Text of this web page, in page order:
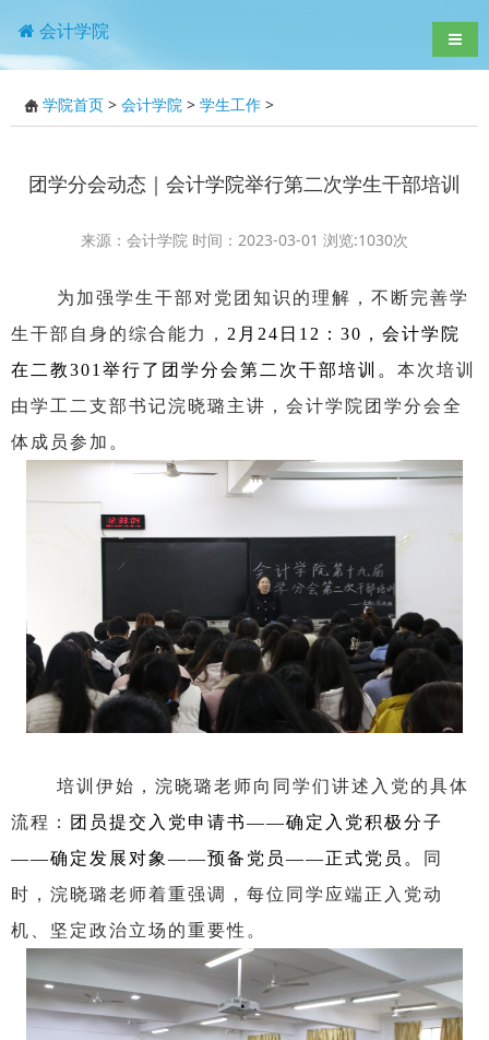
会计学院 导航
学院首页 > 会计学院 > 学生工作 >
团学分会动态｜会计学院举行第二次学生干部培训
来源：会计学院 时间：2023-03-01 浏览:1030次
为加强学生干部对党团知识的理解，不断完善学
生干部自身的综合能力， 2月24日12：30，会计学院
在二教301举行了团学分会第二次干部培训。 本次培训
由学工二支部书记浣晓璐主讲，会计学院团学分会全
体成员参加。
培训伊始，浣晓璐老师向同学们讲述入党的具体
流程：
团员提交入党申请书——确定入党积极分子
——确定发展对象——预备党员——正式党员。
同
时，浣晓璐老师着重强调，每位同学应端正入党动
机、坚定政治立场的重要性。